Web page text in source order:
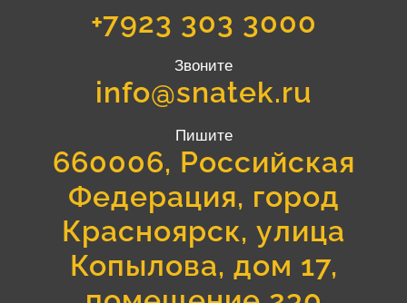
+7923 303 3000
Звоните
info@snatek.ru
Пишите
660006, Российская
Федерация, город
Красноярск, улица
Копылова, дом 17,